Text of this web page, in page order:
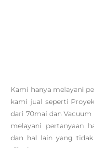
Kami hanya melayani
kami jual seperti
dari 70mai dan
melayani pertanyaan
dan hal lain yang